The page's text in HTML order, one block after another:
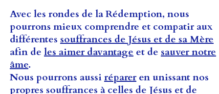
Avec les rondes de la Rédemption, nous
pourrons mieux comprendre et compatir aux
différentes souffrances de Jésus et de sa Mère
afin de les aimer davantage et de sauver notre
âme.
Nous pourrons aussiréparer en unissant nos
propres souffrances à celles de Jésus et de